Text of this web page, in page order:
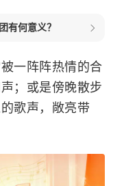
有何意义？
一阵阵热情的合
；或是傍晚散步
歌声，敞亮带